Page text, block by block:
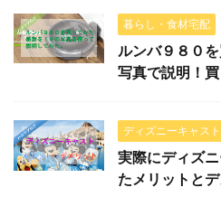
暮らし・食材宅配
ルンバ９８０
写真で説明！
ディズニーキャス
実際にディズ
たメリットと